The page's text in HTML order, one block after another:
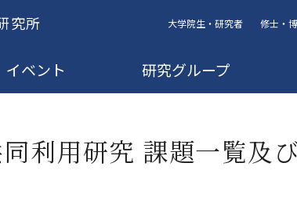
究所 大学院生・研究者 修士・
イベント 研究グループ
利用研究 課題一覧及